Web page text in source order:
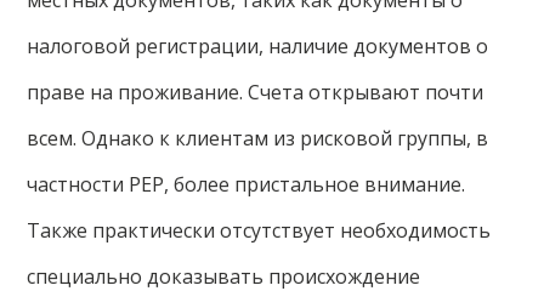
налоговой регистрации, наличие документов о
праве на проживание. Счета открывают почти
всем. Однако к клиентам из рисковой группы, в
частности PEP, более пристальное внимание.
Также практически отсутствует необходимость
специально доказывать происхождение